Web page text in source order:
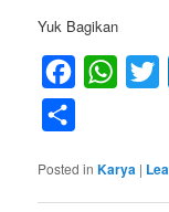
Yuk Bagikan
Facebook
Posted in Karya |